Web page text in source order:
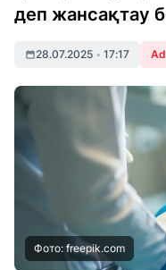
деп жансақтау
28.07.2025 • 17:17
Фото: freepik.com